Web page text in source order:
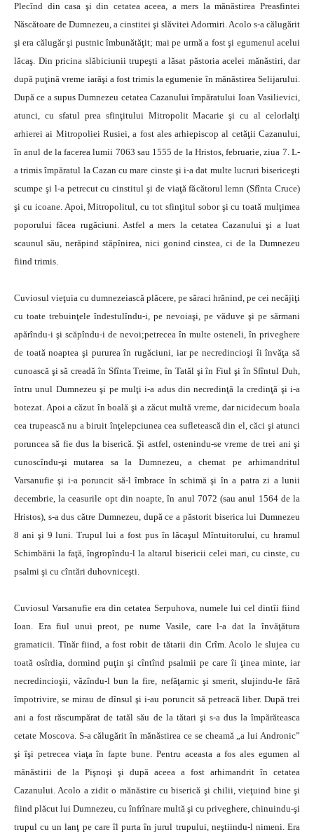
Plecînd din casa şi din cetatea aceea, a mers la mănăstirea Preasfintei
Născătoare de Dumnezeu, a cinstitei şi slăvitei Adormiri. Acolo s-a călugărit
şi era călugăr şi pustnic îmbunătăţit; mai pe urmă a fost şi egumenul acelui
lăcaş. Din pricina slăbiciunii trupeşti a lăsat păstoria acelei mănăstiri, dar
după puţină vreme iarăşi a fost trimis la egumenie în mănăstirea Selijarului.
După ce a supus Dumnezeu cetatea Cazanului împăratului Ioan Vasilievici,
atunci, cu sfatul prea sfinţitului Mitropolit Macarie şi cu al celorlalţi
arhierei ai Mitropoliei Rusiei, a fost ales arhiepiscop al cetăţii Cazanului,
în anul de la facerea lumii 7063 sau 1555 de la Hristos, februarie, ziua 7. L-
a trimis împăratul la Cazan cu mare cinste şi i-a dat multe lucruri bisericeşti
scumpe şi l-a petrecut cu cinstitul şi de viaţă făcătorul lemn (Sfînta Cruce)
şi cu icoane. Apoi, Mitropolitul, cu tot sfinţitul sobor şi cu toată mulţimea
poporului făcea rugăciuni. Astfel a mers la cetatea Cazanului şi a luat
scaunul său, nerăpind stăpînirea, nici gonind cinstea, ci de la Dumnezeu
fiind trimis.
Cuviosul vieţuia cu dumnezeiască plăcere, pe săraci hrănind, pe cei necăjiţi
cu toate trebuinţele îndestulîndu-i, pe nevoiaşi, pe văduve şi pe sărmani
apărîndu-i şi scăpîndu-i de nevoi;petrecea în multe osteneli, în priveghere
de toată noaptea şi pururea în rugăciuni, iar pe necredincioşi îi învăţa să
cunoască şi să creadă în Sfînta Treime, în Tatăl şi în Fiul şi în Sfîntul Duh,
întru unul Dumnezeu şi pe mulţi i-a adus din necredinţă la credinţă şi i-a
botezat. Apoi a căzut în boală şi a zăcut multă vreme, dar nicidecum boala
cea trupească nu a biruit înţelepciunea cea sufletească din el, căci şi atunci
poruncea să fie dus la biserică. Şi astfel, ostenindu-se vreme de trei ani şi
cunoscîndu-şi mutarea sa la Dumnezeu, a chemat pe arhimandritul
Varsanufie şi i-a poruncit să-l îmbrace în schimă şi în a patra zi a lunii
decembrie, la ceasurile opt din noapte, în anul 7072 (sau anul 1564 de la
Hristos), s-a dus către Dumnezeu, după ce a păstorit biserica lui Dumnezeu
8 ani şi 9 luni. Trupul lui a fost pus în lăcaşul Mîntuitorului, cu hramul
Schimbării la faţă, îngropîndu-l la altarul bisericii celei mari, cu cinste, cu
psalmi şi cu cîntări duhovniceşti.
Cuviosul Varsanufie era din cetatea Serpuhova, numele lui cel dintîi fiind
Ioan. Era fiul unui preot, pe nume Vasile, care l-a dat la învăţătura
gramaticii. Tînăr fiind, a fost robit de tătarii din Crîm. Acolo le slujea cu
toată osîrdia, dormind puţin şi cîntînd psalmii pe care îi ţinea minte, iar
necredincioşii, văzîndu-l bun la fire, nefăţarnic şi smerit, slujindu-le fără
împotrivire, se mirau de dînsul şi i-au poruncit să petreacă liber. După trei
ani a fost răscumpărat de tatăl său de la tătari şi s-a dus la împărăteasca
cetate Moscova. S-a călugărit în mănăstirea ce se cheamă „a lui Andronic”
şi îşi petrecea viaţa în fapte bune. Pentru aceasta a fos ales egumen al
mănăstirii de la Pişnoşi şi după aceea a fost arhimandrit în cetatea
Cazanului. Acolo a zidit o mănăstire cu biserică şi chilii, vieţuind bine şi
fiind plăcut lui Dumnezeu, cu înfrînare multă şi cu priveghere, chinuindu-şi
trupul cu un lanţ pe care îl purta în jurul trupului, neştiindu-l nimeni. Era